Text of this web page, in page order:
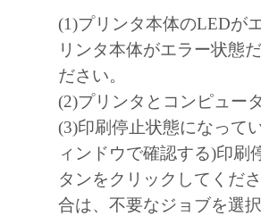
許可等を得ることな
一部を、直接または
(1)プリンタ本体のLEDが
リンタ本体がエラー状態
ださい。
(2)プリンタとコンピュー
(3)印刷停止状態になって
ィンドウで確認する)印刷
タンをクリックしてくだ
合は、不要なジョブを選